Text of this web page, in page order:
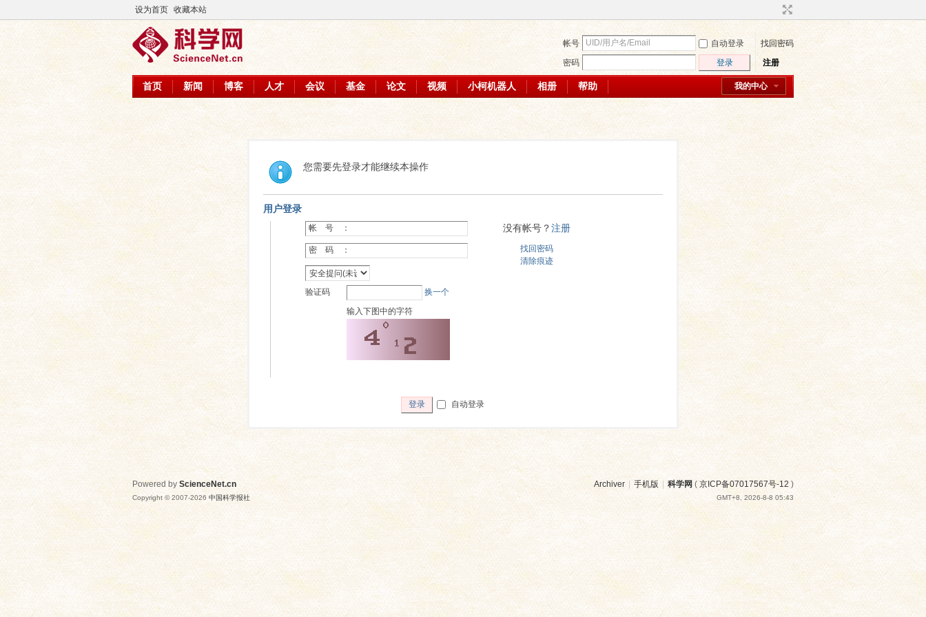
设为首页 收藏本站
帐号 自动登录
找回密码
密码
登录 注册
我的中心
首页 新闻 博客 人才 会议 基金 论文 视频 小柯机器人 相册 帮助
您需要先登录才能继续本操作
用户登录
帐 号 ：
密 码 ：
验证码
换一个
输入下图中的字符
没有帐号？注册
找回密码
清除痕迹
登录 自动登录
Archiver | 手机版 | 科学网 ( 京ICP备07017567号-12 )
GMT+8, 2026-8-8 05:43
Powered by ScienceNet.cn
Copyright © 2007-2026 中国科学报社